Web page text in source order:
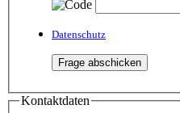
Datenschutz
Kontaktdaten